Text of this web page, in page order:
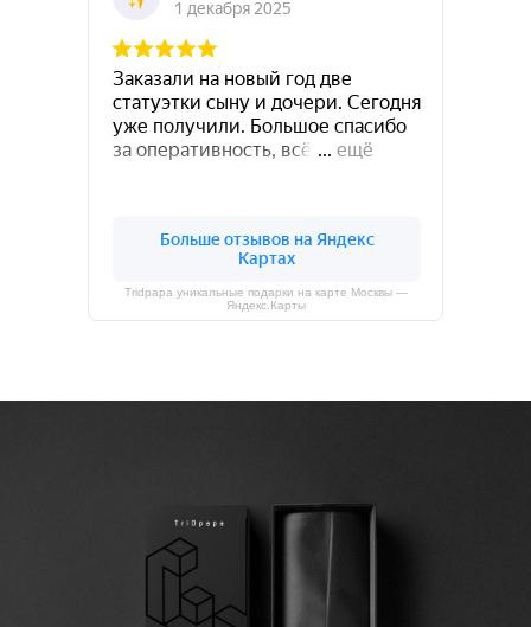
Tridpapa уникальные подарки на карте Москвы —
Яндекс.Карты